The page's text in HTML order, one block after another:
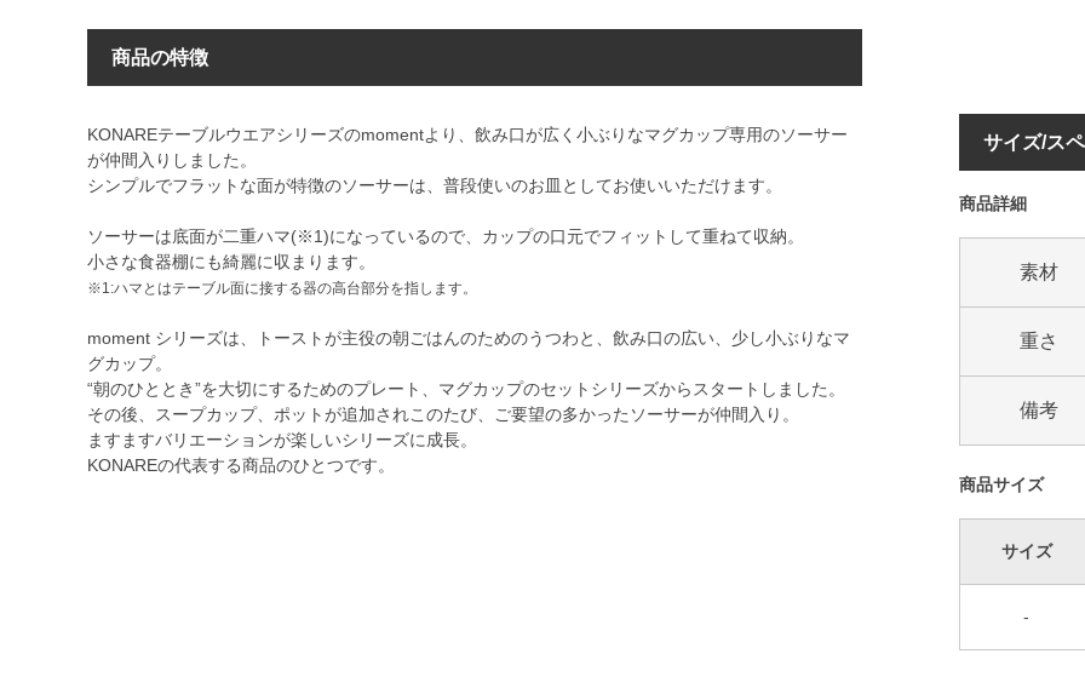
商品の特徴
KONAREテーブルウエアシリーズのmomentより、飲み口が広く小ぶりなマグカップ専用のソーサー
が仲間入りしました。
シンプルでフラットな面が特徴のソーサーは、普段使いのお皿としてお使いいただけます。
ソーサーは底面が二重ハマ(※1)になっているので、カップの口元でフィットして重ねて収納。
小さな食器棚にも綺麗に収まります。
※1:ハマとはテーブル面に接する器の高台部分を指します。
moment シリーズは、トーストが主役の朝ごはんのためのうつわと、飲み口の広い、少し小ぶりなマ
グカップ。
“朝のひととき”を大切にするためのプレート、マグカップのセットシリーズからスタートしました。
その後、スープカップ、ポットが追加されこのたび、ご要望の多かったソーサーが仲間入り。
ますますバリエーションが楽しいシリーズに成長。
KONAREの代表する商品のひとつです。
サイズ/ス
商品詳細
素材
重さ
備考
商品サイズ
サイズ
-